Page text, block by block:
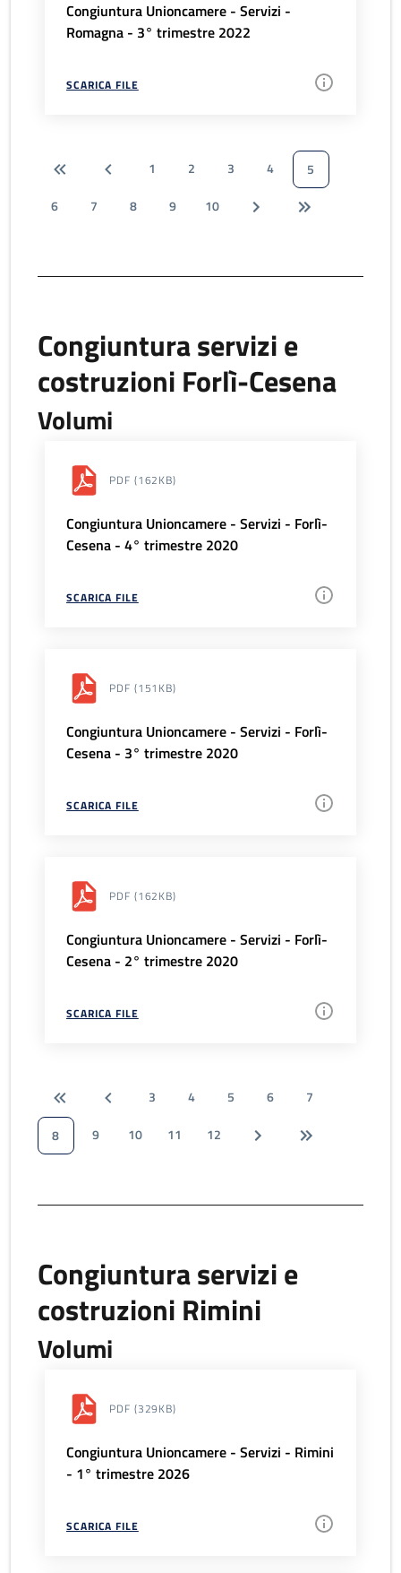
Congiuntura Unioncamere - Servizi -
Romagna - 3° trimestre 2022
SCARICA FILE
1 2 3 4
5
6
7 8 9 10
Congiuntura servizi e
costruzioni Forlì-Cesena
Volumi
PDF (162KB)
Congiuntura Unioncamere - Servizi - Forlì-
Cesena - 4° trimestre 2020
SCARICA FILE
PDF (151KB)
Congiuntura Unioncamere - Servizi - Forlì-
Cesena - 3° trimestre 2020
SCARICA FILE
PDF (162KB)
Congiuntura Unioncamere - Servizi - Forlì-
Cesena - 2° trimestre 2020
SCARICA FILE
3 4 5 6
7
8
9 10 11 12
Congiuntura servizi e
costruzioni Rimini
Volumi
PDF (329KB)
Congiuntura Unioncamere - Servizi - Rimini
- 1° trimestre 2026
SCARICA FILE